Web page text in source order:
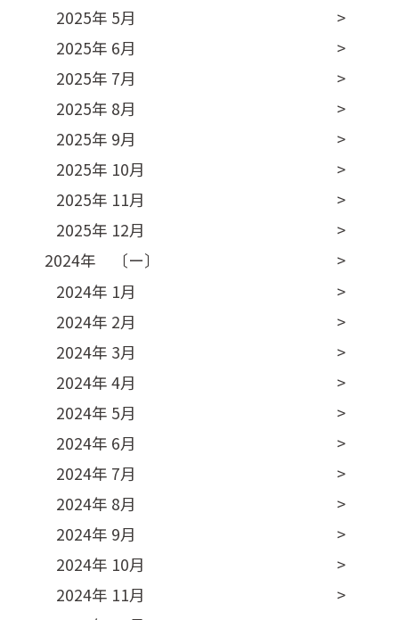
2025年 5月
2025年 6月
2025年 7月
2025年 8月
2025年 9月
2025年 10月
2025年 11月
2025年 12月
2024年 〔ー〕
2024年 1月
2024年 2月
2024年 3月
2024年 4月
2024年 5月
2024年 6月
2024年 7月
2024年 8月
2024年 9月
2024年 10月
2024年 11月